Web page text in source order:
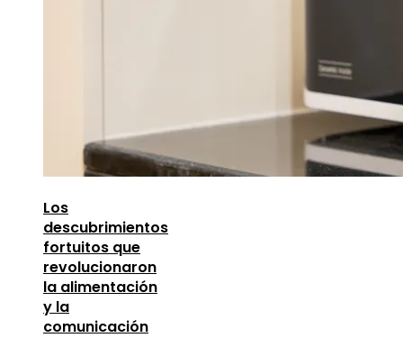
Los
descubrimientos
fortuitos que
revolucionaron
la alimentación
y la
comunicación